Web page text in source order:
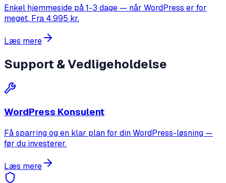
Enkel hjemmeside på 1-3 dage — når WordPress er for
meget. Fra 4.995 kr.
Læs mere
Support & Vedligeholdelse
WordPress Konsulent
Få sparring og en klar plan for din WordPress-løsning —
før du investerer.
Læs mere